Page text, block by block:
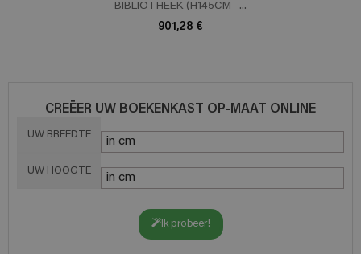
BIBLIOTHEEK (H145CM -...
901,28 €
CREËER UW BOEKENKAST OP-MAAT ONLINE
UW BREEDTE
UW HOOGTE
Ik probeer!